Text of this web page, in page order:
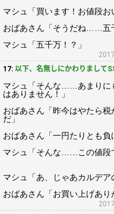
マシュ「買います！お値段お
おばあさん「そうだね……五
マシュ「五千万！？」
17: 以下、名無しにかわりまして
マシュ「そんな……あまりに
はありません！」
おばあさん「昨今はやたら
だ」
おばあさん「一円たりとも負
マシュ「そんな……この値段
マシュ「あ、じゃあカルデア
おばあさん「お買い上げあり